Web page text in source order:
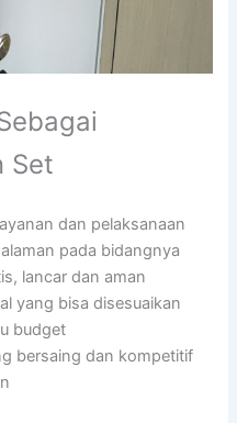
Set
dan pelaksanaan
pada bidangnya
lancar dan aman
yang bisa disesuaikan
budget
bersaing dan kompetitif